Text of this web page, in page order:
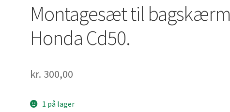
Montagesæt til bagskærm
Honda Cd50.
kr. 300,00
1 på lager